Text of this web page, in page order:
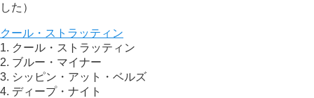
した）
クール・ストラッティン
1. クール・ストラッティン
2. ブルー・マイナー
3. シッピン・アット・ベルズ
4. ディープ・ナイト